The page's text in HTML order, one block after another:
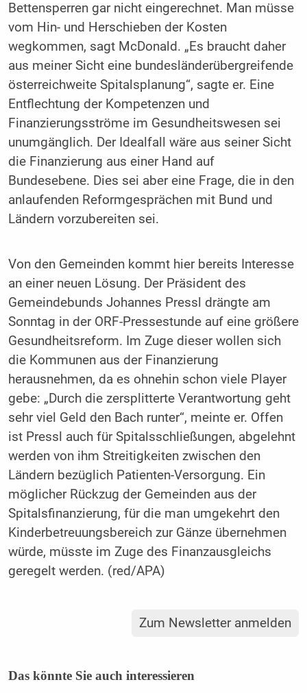
Bettensperren gar nicht eingerechnet. Man müsse
vom Hin- und Herschieben der Kosten
wegkommen, sagt McDonald. „Es braucht daher
aus meiner Sicht eine bundesländerübergreifende
österreichweite Spitalsplanung“, sagte er. Eine
Entflechtung der Kompetenzen und
Finanzierungsströme im Gesundheitswesen sei
unumgänglich. Der Idealfall wäre aus seiner Sicht
die Finanzierung aus einer Hand auf
Bundesebene. Dies sei aber eine Frage, die in den
anlaufenden Reformgesprächen mit Bund und
Ländern vorzubereiten sei.
Von den Gemeinden kommt hier bereits Interesse
an einer neuen Lösung. Der Präsident des
Gemeindebunds Johannes Pressl drängte am
Sonntag in der ORF-Pressestunde auf eine größere
Gesundheitsreform. Im Zuge dieser wollen sich
die Kommunen aus der Finanzierung
herausnehmen, da es ohnehin schon viele Player
gebe: „Durch die zersplitterte Verantwortung geht
sehr viel Geld den Bach runter“, meinte er. Offen
ist Pressl auch für Spitalsschließungen, abgelehnt
werden von ihm Streitigkeiten zwischen den
Ländern bezüglich Patienten-Versorgung. Ein
möglicher Rückzug der Gemeinden aus der
Spitalsfinanzierung, für die man umgekehrt den
Kinderbetreuungsbereich zur Gänze übernehmen
würde, müsste im Zuge des Finanzausgleichs
geregelt werden. (red/APA)
Zum Newsletter anmelden
Das könnte Sie auch interessieren